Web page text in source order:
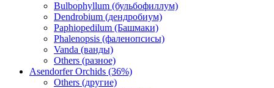
Bulbophyllum (бульбофиллум)
Dendrobium (дендробиум)
Paphiopedilum (Башмаки)
Phalenopsis (фаленопсисы)
Vanda (ванды)
Others (разное)
Asendorfer Orchids (36%)
Others (другие)